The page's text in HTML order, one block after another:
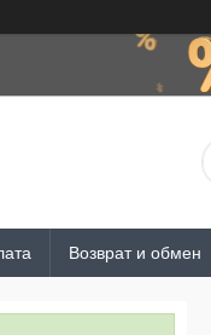
Возврат и обмен